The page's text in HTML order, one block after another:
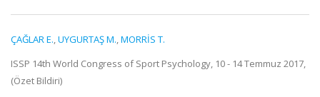
ÇAĞLAR E.,UYGURTAŞ M.,MORRİS T.
ISSP 14th World Congress of Sport Psychology, 10 - 14 Temmuz 2017,
(Özet Bildiri)